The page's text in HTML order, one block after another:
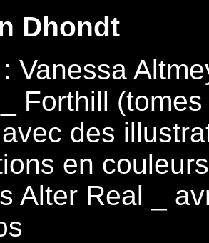
Dhondt
Vanessa
Forthill
des
en
Alter Real _